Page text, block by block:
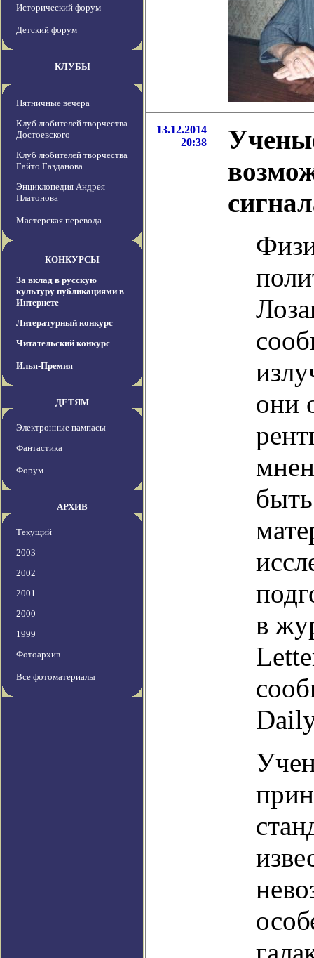
Исторический форум
Детский форум
КЛУБЫ
Пятничные вечера
Клуб любителей творчества
Достоевского
Клуб любителей творчества
Гайто Газданова
Энциклопедия Андрея
Платонова
Мастерская перевода
КОНКУРСЫ
За вклад в русскую
культуру публикациями в
Интернете
Литературный конкурс
Читательский конкурс
Илья-Премия
ДЕТЯМ
Электронные пампасы
Фантастика
Форум
АРХИВ
Текущий
2003
2002
2001
2000
1999
Фотоархив
Все фотоматериалы
13.12.2014
20:38
они
в